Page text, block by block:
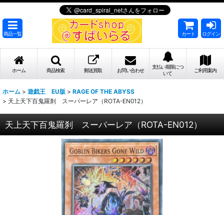
商品一覧 カート ログイン
ホーム 商品検索 郵送買取 お問い合わせ
支払い期限につ
いて
ご利用案内
ホーム > 遊戯王 EU版 > RAGE OF THE ABYSS
> 天上天下百鬼羅刹 スーパーレア（ROTA-EN012）
天上天下百鬼羅刹 スーパーレア（ROTA-EN012）